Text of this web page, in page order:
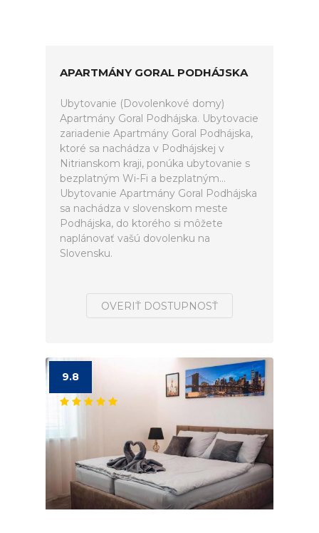
APARTMÁNY GORAL PODHÁJSKA
Ubytovanie (Dovolenkové domy)
Apartmány Goral Podhájska. Ubytovacie
zariadenie Apartmány Goral Podhájska,
ktoré sa nachádza v Podhájskej v
Nitrianskom kraji, ponúka ubytovanie s
bezplatným Wi-Fi a bezplatným...
Ubytovanie Apartmány Goral Podhájska
sa nachádza v slovenskom meste
Podhájska, do ktorého si môžete
naplánovať vašú dovolenku na
Slovensku.
OVERIŤ DOSTUPNOSŤ
9.8